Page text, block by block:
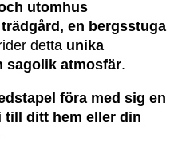
utomhus
en bergsstuga
detta unika
sagolik atmosfär.
föra med sig en
till ditt hem eller din